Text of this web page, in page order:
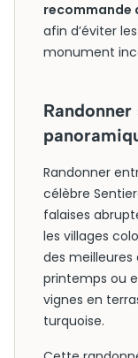
recommande
afin d’éviter
monument
Randonner
célèbre
falaises
les villages
des
printemps ou
vignes en
turquoise.